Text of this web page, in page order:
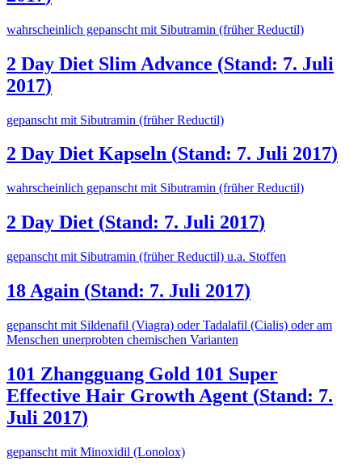
wahrscheinlich gepanscht mit Sibutramin (früher Reductil)
2 Day Diet Slim Advance (Stand: 7. Juli
2017)
gepanscht mit Sibutramin (früher Reductil)
2 Day Diet Kapseln (Stand: 7. Juli 2017)
wahrscheinlich gepanscht mit Sibutramin (früher Reductil)
2 Day Diet (Stand: 7. Juli 2017)
gepanscht mit Sibutramin (früher Reductil) u.a. Stoffen
18 Again (Stand: 7. Juli 2017)
gepanscht mit Sildenafil (Viagra) oder Tadalafil (Cialis) oder am
Menschen unerprobten chemischen Varianten
101 Zhangguang Gold 101 Super
Effective Hair Growth Agent (Stand: 7.
Juli 2017)
gepanscht mit Minoxidil (Lonolox)